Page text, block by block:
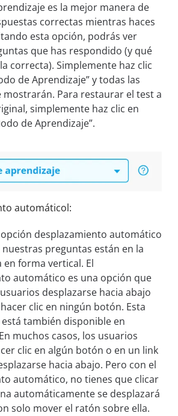
es la mejor manera de
correctas mientras haces
esta opción, podrás ver
que has respondido (y qué
correcta). Simplemente haz clic
de Aprendizaje” y todas las
mostrarán. Para restaurar el test a
simplemente haz clic en
de Aprendizaje”.
automáticol:
desplazamiento automático
preguntas están en la
en forma vertical. El
automático es una opción que
desplazarse hacia abajo
clic en ningún botón. Esta
también disponible en
muchos casos, los usuarios
clic en algún botón o en un link
hacia abajo. Pero con el
automático, no tienes que clicar
automáticamente se desplazará
solo mover el ratón sobre ella.